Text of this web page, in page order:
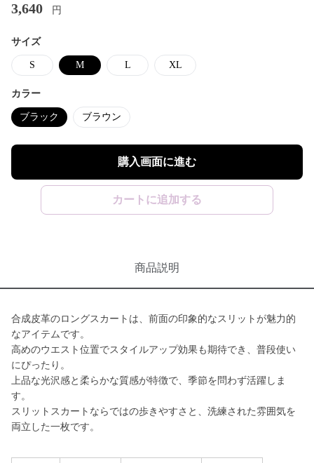
3,640 円
サイズ
S M L XL
カラー
ブラック ブラウン
購入画面に進む
カートに追加する
商品説明
合成皮革のロングスカートは、前面の印象的なスリットが魅力的
なアイテムです。
高めのウエスト位置でスタイルアップ効果も期待でき、普段使い
にぴったり。
上品な光沢感と柔らかな質感が特徴で、季節を問わず活躍しま
す。
スリットスカートならではの歩きやすさと、洗練された雰囲気を
両立した一枚です。